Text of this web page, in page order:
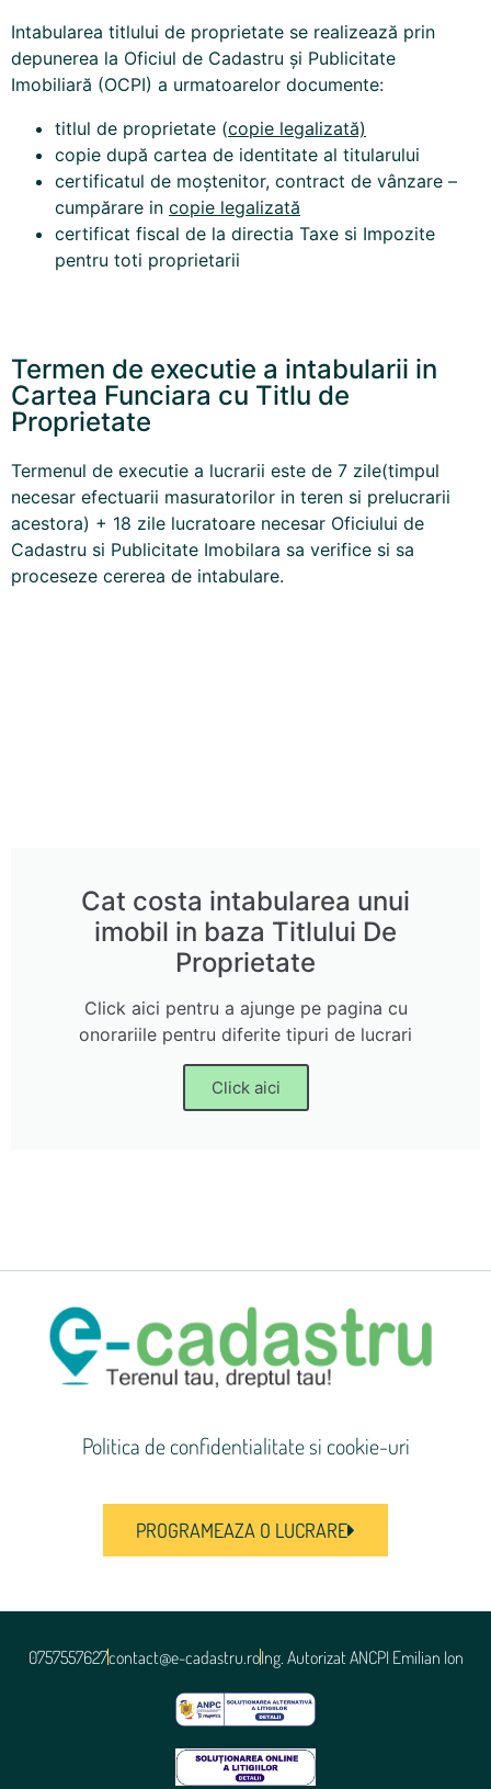
Intabularea titlului de proprietate se realizează prin
depunerea la Oficiul de Cadastru și Publicitate
Imobiliară (OCPI) a urmatoarelor documente:
titlul de proprietate (copie legalizată)
copie după cartea de identitate al titularului
certificatul de moștenitor, contract de vânzare –
cumpărare in copie legalizată
certificat fiscal de la directia Taxe si Impozite
pentru toti proprietarii
Termen de executie a intabularii in
Cartea Funciara cu Titlu de
Proprietate
Termenul de executie a lucrarii este de 7 zile(timpul
necesar efectuarii masuratorilor in teren si prelucrarii
acestora) + 18 zile lucratoare necesar Oficiului de
Cadastru si Publicitate Imobilara sa verifice si sa
proceseze cererea de intabulare.
Cat costa intabularea unui
imobil in baza Titlului De
Proprietate
Click aici pentru a ajunge pe pagina cu
onorariile pentru diferite tipuri de lucrari
Click aici
Politica de confidentialitate si cookie-uri
PROGRAMEAZA O LUCRARE
0757557627contact@e-cadastru.roIng. Autorizat ANCPI Emilian Ion